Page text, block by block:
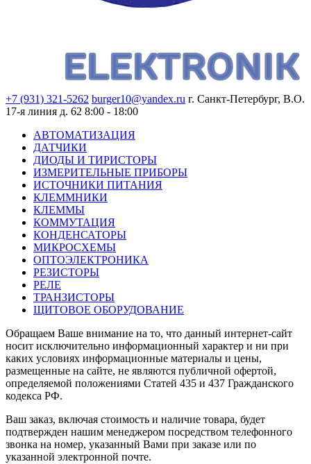
+7 (931) 321-5262 burger10@yandex.ru г. Санкт-Петербург, В.О.
17-я линия д. 62 8:00 - 18:00
АВТОМАТИЗАЦИЯ
ДАТЧИКИ
ДИОДЫ И ТИРИСТОРЫ
ИЗМЕРИТЕЛЬНЫЕ ПРИБОРЫ
ИСТОЧНИКИ ПИТАНИЯ
КЛЕММНИКИ
КЛЕММЫ
КОММУТАЦИЯ
КОНДЕНСАТОРЫ
МИКРОСХЕМЫ
ОПТОЭЛЕКТРОНИКА
РЕЗИСТОРЫ
РЕЛЕ
ТРАНЗИСТОРЫ
ЩИТОВОЕ ОБОРУДОВАНИЕ
Обращаем Ваше внимание на то, что данный интернет-сайт
носит исключительно информационный характер и ни при
каких условиях информационные материалы и цены,
размещенные на сайте, не являются публичной офертой,
определяемой положениями Статей 435 и 437 Гражданского
кодекса РФ.
Ваш заказ, включая стоимость и наличие товара, будет
подтвержден нашим менеджером посредством телефонного
звонка на номер, указанный Вами при заказе или по
указанной электронной почте.